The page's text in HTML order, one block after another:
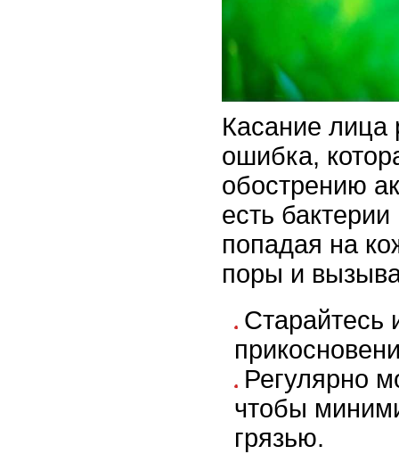
Касание
ошибка,
обострению
есть
попадая на
поры и
Старайтесь
Регулярно
чтобы
грязью.